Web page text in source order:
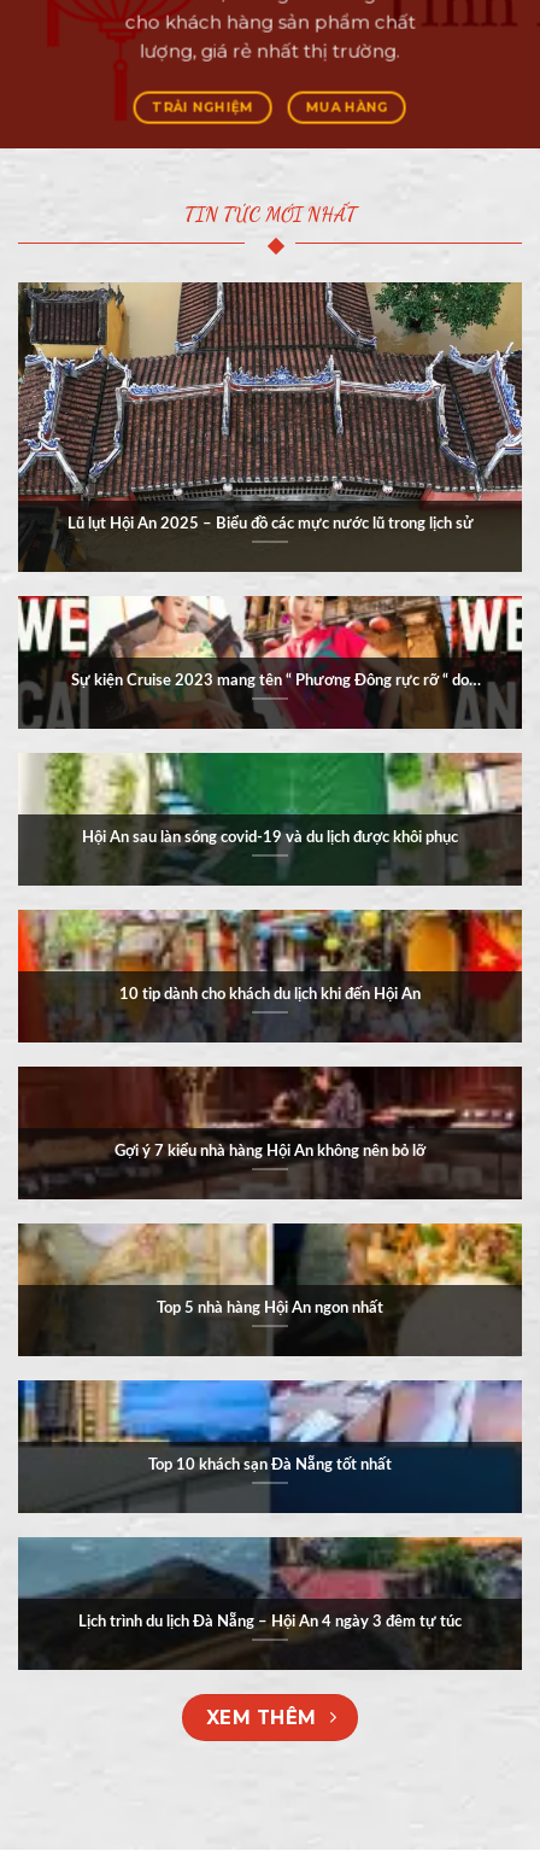
cho khách hàng sản phẩm chất
lượng, giá rẻ nhất thị trường.
TRẢI NGHIỆM MUA HÀNG
TIN TỨC MỚI NHẤT
Lũ lụt Hội An 2025 – Biểu đồ các mực nước lũ trong lịch sử
Sự kiện Cruise 2023 mang tên “ Phương Đông rực rỡ “ do
VUNGOC&SON tổ chức đã diễn ra như thế nào?
Hội An sau làn sóng covid-19 và du lịch được khôi phục
10 tip dành cho khách du lịch khi đến Hội An
Gợi ý 7 kiểu nhà hàng Hội An không nên bỏ lỡ
Top 5 nhà hàng Hội An ngon nhất
Top 10 khách sạn Đà Nẵng tốt nhất
Lịch trình du lịch Đà Nẵng – Hội An 4 ngày 3 đêm tự túc
XEM THÊM